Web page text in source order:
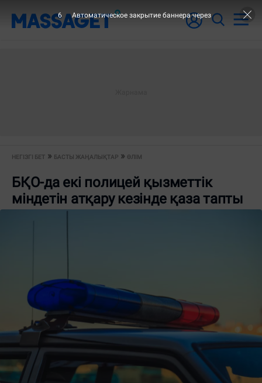
НЕГІЗГІ БЕТ БАСТЫ ЖАҢАЛЫҚТАР ӨЛІМ
БҚО-да екі полицей қызметтік
міндетін атқару кезінде қаза тапты
6 Автоматическое закрытие баннера через